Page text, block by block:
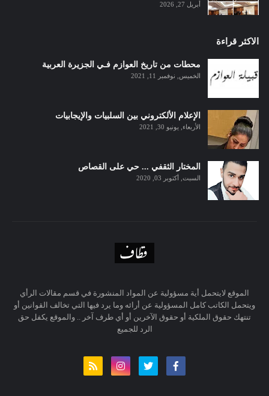
أبريل 27, 2026
الاكثر قراءة
محطات من تاريخ العوازم فـي الجزيرة العربية
الخميس, نوفمبر 11, 2021
الإعلام الألكتروني بين السلبيات والإيجابيات
الأربعاء, يونيو 30, 2021
المختار الثقفي ... حي على القصاص
السبت, أكتوبر 03, 2020
الموقع لايتحمل أية مسؤولية عن المواد المنشورة في قسم مقالات الرأي
ويتحمل الكاتب كامل المسؤولية عن أرائه وما يرد فيها التي تخالف القوانين أو
تنتهك حقوق الملكية أو حقوق الآخرين أو أي طرف آخر .. والموقع يكفل حق
الرد للجميع